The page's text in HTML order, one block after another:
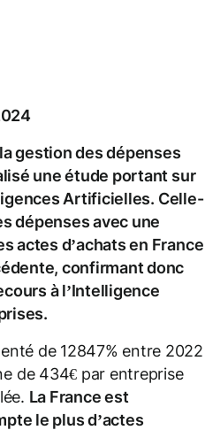
gestion des dépenses
une étude portant sur
Artificielles. Celle-
dépenses avec une
actes d’achats en France
confirmant donc
à l’Intelligence
de 12847% entre 2022
de 434€ par entreprise
La France est
le plus d’actes